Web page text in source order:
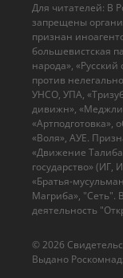
© 2026
Выдано
Для читателей: В
запрещены
признан
большевистская
народа»,
против
УНСО, УПА,
дивижн»,
«Артподготовка»,
«Воля», АУЕ.
«Движение
государство»
«Братья-
Магриба», "Сеть".
деятельность